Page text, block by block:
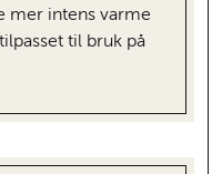
mer intens varme
til bruk på